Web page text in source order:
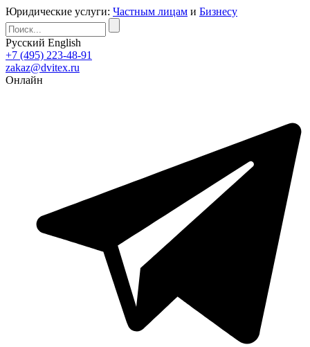
Юридические услуги: Частным лицам и Бизнесу
Русский English
+7 (495) 223-48-91
zakaz@dvitex.ru
Онлайн